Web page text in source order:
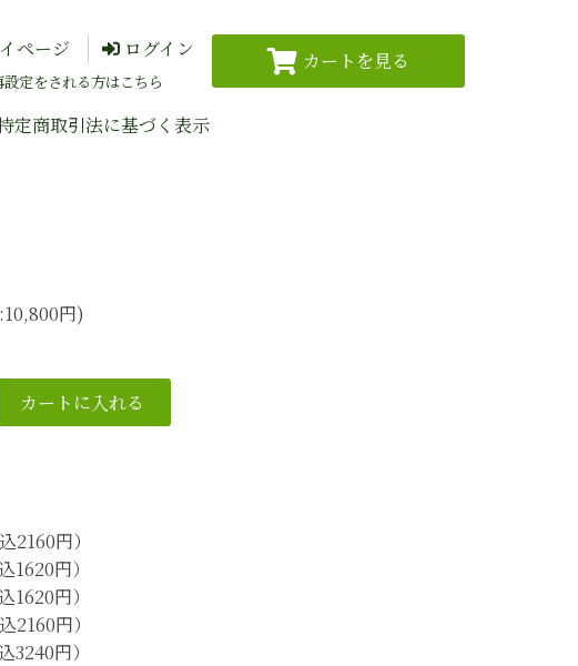
ページ ログイン
定をされる方はこちら
定商取引法に基づく表示
円)
2160円）
1620円）
1620円）
2160円）
3240円）